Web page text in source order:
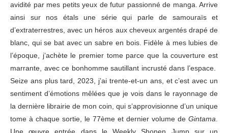
avidité par mes petits yeux de futur passionné de manga. Arrive
ainsi sur nos étals une série qui parle de samouraïs et
d’extraterrestres, avec un héros aux cheveux argentés drapé de
blanc, qui se bat avec un sabre en bois. Fidèle à mes lubies de
l’époque, j’achète le premier tome parce que la couverture est
marrante, avec ce bonhomme sautillant incrusté dans l’espace.
Seize ans plus tard, 2023, j’ai trente-et-un ans, et c’est avec un
sentiment d’émotions mêlées que je vois dans le rayonnage de
la dernière librairie de mon coin, qui s’approvisionne d’un unique
tome à chaque sortie, le 77ème et dernier volume de Gintama.